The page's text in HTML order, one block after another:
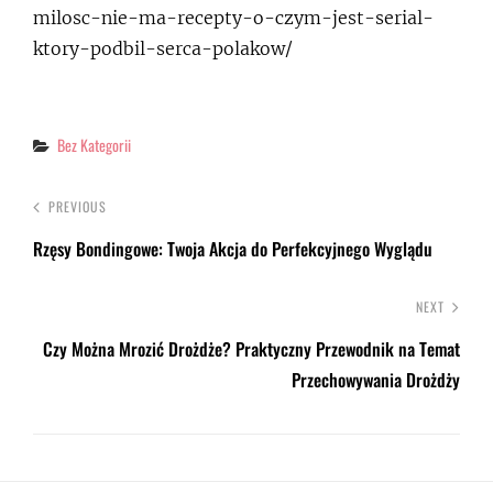
milosc-nie-ma-recepty-o-czym-jest-serial-
ktory-podbil-serca-polakow/
Categories
Bez Kategorii
PREVIOUS
Rzęsy Bondingowe: Twoja Akcja do Perfekcyjnego Wyglądu
NEXT
Czy Można Mrozić Drożdże? Praktyczny Przewodnik na Temat
Przechowywania Drożdży